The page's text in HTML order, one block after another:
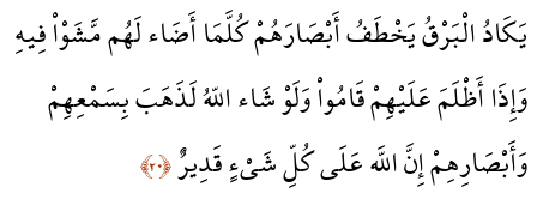
يَكَادُ الْبَرْقُ يَخْطَفُ أَبْصَارَهُمْ كُلَّمَا أَضَاء لَهُم مَّشَوْاْ فِيهِ
وَإِذَا أَظْلَمَ عَلَيْهِمْ قَامُواْ وَلَوْ شَاء اللّهُ لَذَهَبَ بِسَمْعِهِمْ
وَأَبْصَارِهِمْ إِنَّ اللَّه عَلَى كُلِّ شَيْءٍ قَدِيرٌ﴿٢٠﴾